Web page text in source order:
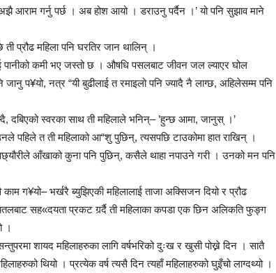
आराम गर्नु पर्छ । अब होश आयो । डराउनु पर्दैन ।’ यो पनि सुझाव माने
प्रौढ महिला पनि घरतिर जान थालिन् ।
पानीको कमी भए जस्तो छ । औषधि पसलबाट जीवन जल ल्याएर घोल
प¥यो, नत्र “यी बुढीलाई त रमाइलो पनि ज्यादै नै लाग्छ, अहिलेसम्म पनि
दबिएको स्वरका साथ ती महिलाले भनिन्– ’हुन्छ आमा, जानुस् ।’
पहिले त ती महिलाको आ“शु पुछिन्, त्यसपछि टाउकोमा हात राखिन् ।
आँखाको कुना पनि पुछिन्, कसैले थाहा नपाउने गरी । उनको मन पनि
ग¥यो– भर्खरै ब्युझिएकी महिलालाई ताजा अक्सिजन दियो र प्रौढ
सह«दयता प्रकट गर्र्दै ती महिलाका कपडा एक छिन अलिकति फुङ्ग
।
शायद महिलाहरुका लागि वर्षभरिको दुःख र खुसी पोख्ने दिन । सातै
थियो । प्रत्येक वर्ष त्यसै दिन त्यहाँ महिलाहरुको घुइँचो लाग्दथ्यो ।